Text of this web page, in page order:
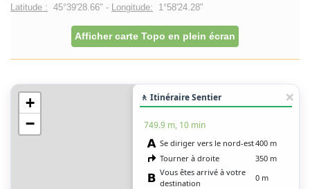
Latitude : 45°39'28.66" - Longitude: 1°58'24.28"
Afficher carte Topo en plein écran
+
−
🚶 Itinéraire Sentier
749.9 m, 10 min
Se diriger vers le nord-est400 m
Tourner à droite
350 m
Vous êtes arrivé à votre
destination
0 m